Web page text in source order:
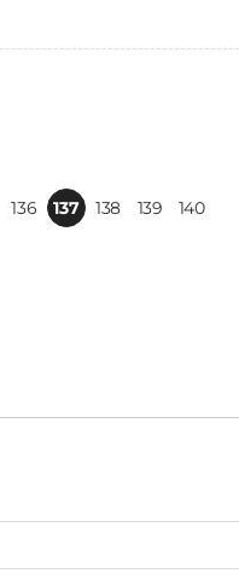
136 137 138 139 140